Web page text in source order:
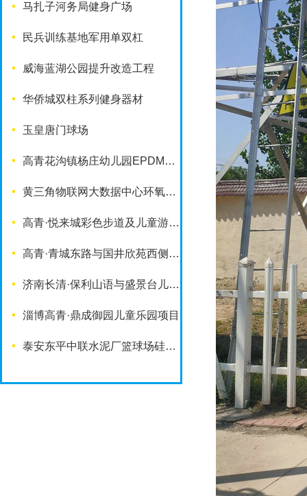
马扎子河务局健身广场
民兵训练基地军用单双杠
威海蓝湖公园提升改造工程
华侨城双柱系列健身器材
玉皇唐门球场
高青花沟镇杨庄幼儿园EPDM塑胶地面
黄三角物联网大数据中心环氧地坪项目
高青·悦来城彩色步道及儿童游乐设施
高青·青城东路与国井欣苑西侧游园项目
济南长清·保利山语与盛景台儿童乐园项目
淄博高青·鼎成御园儿童乐园项目
泰安东平中联水泥厂篮球场硅PU铺装项目